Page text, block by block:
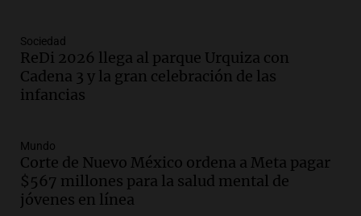
Sociedad
ReDi 2026 llega al parque Urquiza con
Cadena 3 y la gran celebración de las
infancias
Mundo
Corte de Nuevo México ordena a Meta pagar
$567 millones para la salud mental de
jóvenes en línea